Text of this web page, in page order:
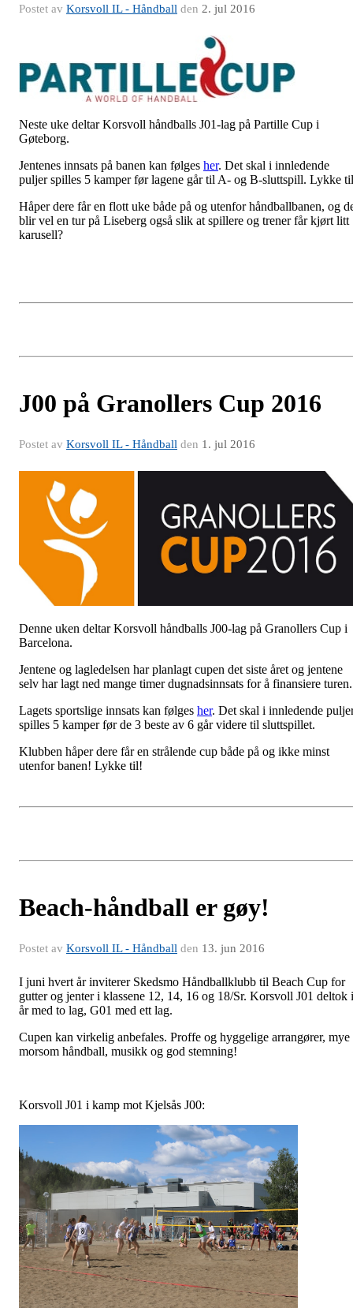
Postet av Korsvoll IL - Håndball den 2. jul 2016
Neste uke deltar Korsvoll håndballs J01-lag på Partille Cup i
Gøteborg.
Jentenes innsats på banen kan følges her. Det skal i innledende
puljer spilles 5 kamper før lagene går til A- og B-sluttspill. Lykke
Håper dere får en flott uke både på og utenfor håndballbanen, og
blir vel en tur på Liseberg også slik at spillere og trener får kjørt litt
karusell?
J00 på Granollers Cup 2016
Postet av Korsvoll IL - Håndball den 1. jul 2016
Denne uken deltar Korsvoll håndballs J00-lag på Granollers Cup i
Barcelona.
Jentene og lagledelsen har planlagt cupen det siste året og jentene
selv har lagt ned mange timer dugnadsinnsats for å finansiere turen.
Lagets sportslige innsats kan følges her. Det skal i innledende
spilles 5 kamper før de 3 beste av 6 går videre til sluttspillet.
Klubben håper dere får en strålende cup både på og ikke minst
utenfor banen! Lykke til!
Beach-håndball er gøy!
Postet av Korsvoll IL - Håndball den 13. jun 2016
I juni hvert år inviterer Skedsmo Håndballklubb til Beach Cup for
gutter og jenter i klassene 12, 14, 16 og 18/Sr. Korsvoll J01 deltok i
år med to lag, G01 med ett lag.
Cupen kan virkelig anbefales. Proffe og hyggelige arrangører, mye
morsom håndball, musikk og god stemning!
Korsvoll J01 i kamp mot Kjelsås J00: